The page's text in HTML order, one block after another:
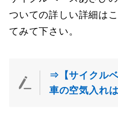
ついての詳しい詳細は
てみて下さい。
⇒【サイクル
車の空気入れ